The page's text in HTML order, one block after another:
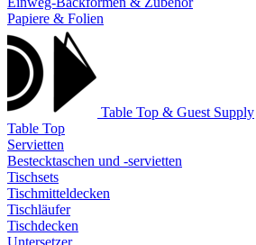
Papiere & Folien
Table Top & Guest Supply
Table Top
Servietten
Bestecktaschen und -servietten
Tischsets
Tischmitteldecken
Tischläufer
Tischdecken